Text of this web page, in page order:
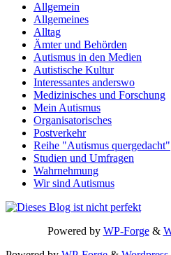
Allgemein
Allgemeines
Alltag
Ämter und Behörden
Autismus in den Medien
Autistische Kultur
Interessantes anderswo
Medizinisches und Forschung
Mein Autismus
Organisatorisches
Postverkehr
Reihe "Autismus quergedacht"
Studien und Umfragen
Wahrnehmung
Wir sind Autismus
Powered by WP-Forge&